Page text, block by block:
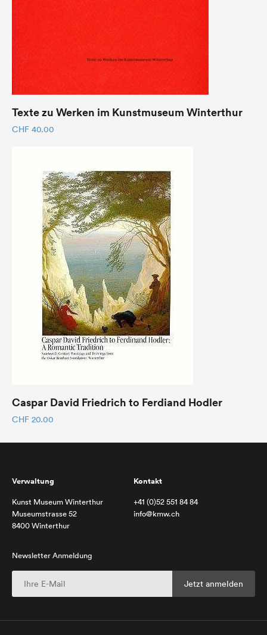
Texte zu Werken im Kunstmuseum Winterthur
CHF 40.00
Caspar David Friedrich to Ferdiand Hodler
CHF 20.00
Verwaltung
Kunst Museum Winterthur
Museumstrasse 52
8400 Winterthur
Kontakt
+41 (0)52 551 84 84
info@kmw.ch
Newsletter Anmeldung